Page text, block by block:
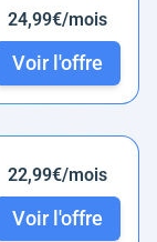
24,99€/mois
Voir l'offre
22,99€/mois
Voir l'offre